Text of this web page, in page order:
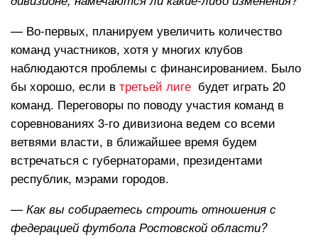
— Во-первых, планируем увеличить количество
команд участников, хотя у многих клубов
наблюдаются проблемы с финансированием. Было
бы хорошо, если в третьей лиге будет играть 20
команд. Переговоры по поводу участия команд в
соревнованиях 3-го дивизиона ведем со всеми
ветвями власти, в ближайшее время будем
встречаться с губернаторами, президентами
республик, мэрами городов.
— Как вы собираетесь строить отношения с
федерацией футбола Ростовской области?